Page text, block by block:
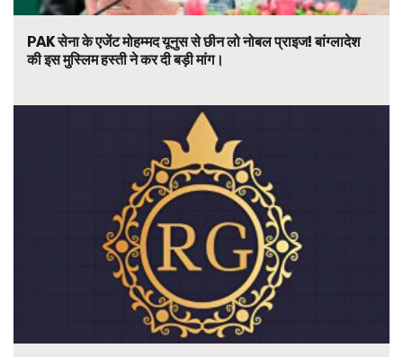
PAK सेना के एजेंट मोहम्मद यूनुस से छीन लो नोबल प्राइज! बांग्लादेश
की इस मुस्लिम हस्ती ने कर दी बड़ी मांग।